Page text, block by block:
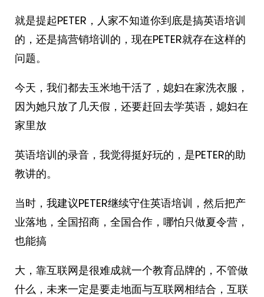
就是提起PETER，人家不知道你到底是搞英语培训
的，还是搞营销培训的，现在PETER就存在这样的
问题。
今天，我们都去玉米地干活了，媳妇在家洗衣服，
因为她只放了几天假，还要赶回去学英语，媳妇在
家里放
英语培训的录音，我觉得挺好玩的，是PETER的助
教讲的。
当时，我建议PETER继续守住英语培训，然后把产
业落地，全国招商，全国合作，哪怕只做夏令营，
也能搞
大，靠互联网是很难成就一个教育品牌的，不管做
什么，未来一定是要走地面与互联网相结合，互联